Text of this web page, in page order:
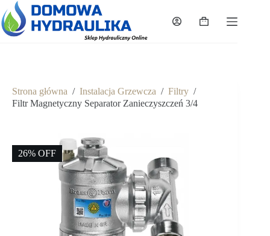
Przejdź
do
treści
Koszyk
Strona główna / Instalacja Grzewcza / Filtry /
Filtr Magnetyczny Separator Zanieczyszczeń 3/4
26% OFF